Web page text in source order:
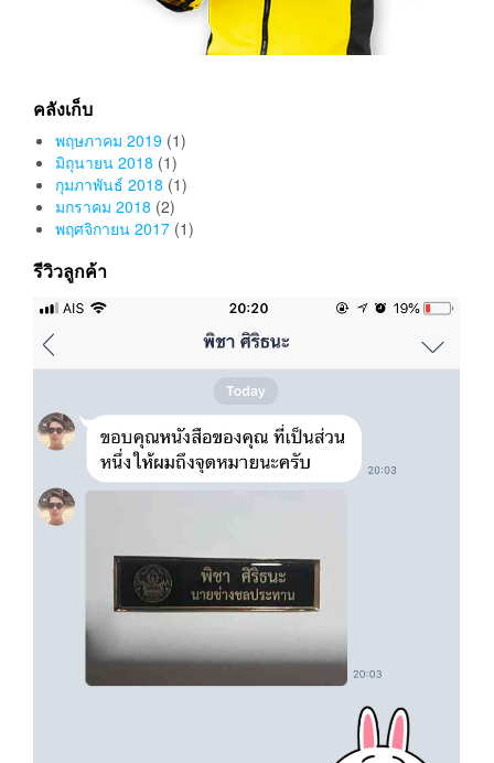
คลังเก็บ
พฤษภาคม 2019 (1)
มิถุนายน 2018 (1)
กุมภาพันธ์ 2018 (1)
มกราคม 2018 (2)
พฤศจิกายน 2017 (1)
รีวิวลูกค้า